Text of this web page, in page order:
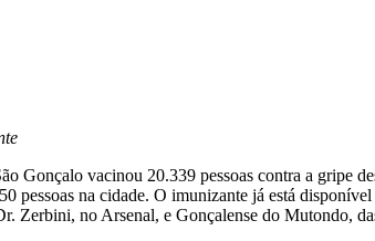
Gonçalo vacinou 20.339 pessoas contra a
na cidade. O imunizante já está
Zerbini, no Arsenal, e Gonçalense do Mutondo,